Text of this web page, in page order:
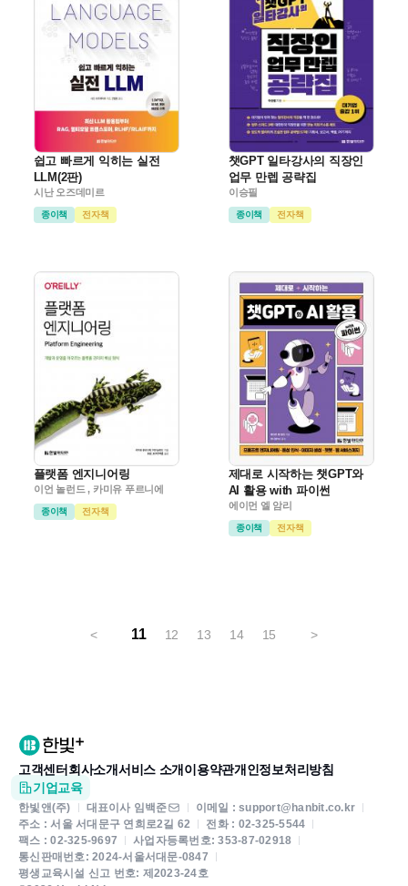
쉽고 빠르게 익히는 실전
LLM(2판)
시난 오즈데미르
종이책 전자책
챗GPT 일타강사의 직장인
업무 만렙 공략집
이승필
종이책 전자책
플랫폼 엔지니어링
이언 놀런드 , 카미유 푸르니에
종이책 전자책
제대로 시작하는 챗GPT와
AI 활용 with 파이썬
에이먼 엘 암리
종이책 전자책
< 11 12 13 14 15 >
고객센터 회사소개서비스 소개 이용약관개인정보처리방침
기업교육
한빛앤(주) 대표이사 임백준
이메일 : support@hanbit.co.kr
주소 : 서울 서대문구 연희로2길 62
전화 : 02-325-5544
팩스 : 02-325-9697
사업자등록번호: 353-87-02918
통신판매번호: 2024-서울서대문-0847
평생교육시설 신고 번호: 제2023-24호